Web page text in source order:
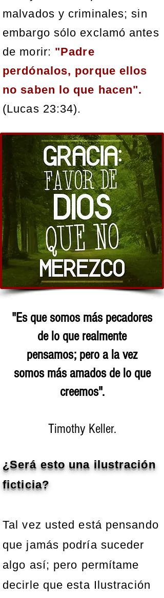
malvados y criminales; sin
embargo sólo exclamó antes
de morir: "Padre
perdónalos, porque ellos
no saben lo que hacen".
(Lucas 23:34).
"Es que somos más pecadores
de lo que realmente
pensamos; pero a la vez
somos más amados de lo que
creemos".
Timothy Keller.
¿Será esto una ilustración
ficticia?
Tal vez usted está pensando
que jamás podría suceder
algo así; pero permítame
decirle que esta Ilustración